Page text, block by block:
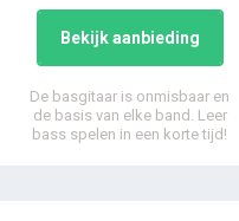
Bekijk aanbieding
De basgitaar is onmisbaar en
de basis van elke band. Leer
bass spelen in een korte tijd!